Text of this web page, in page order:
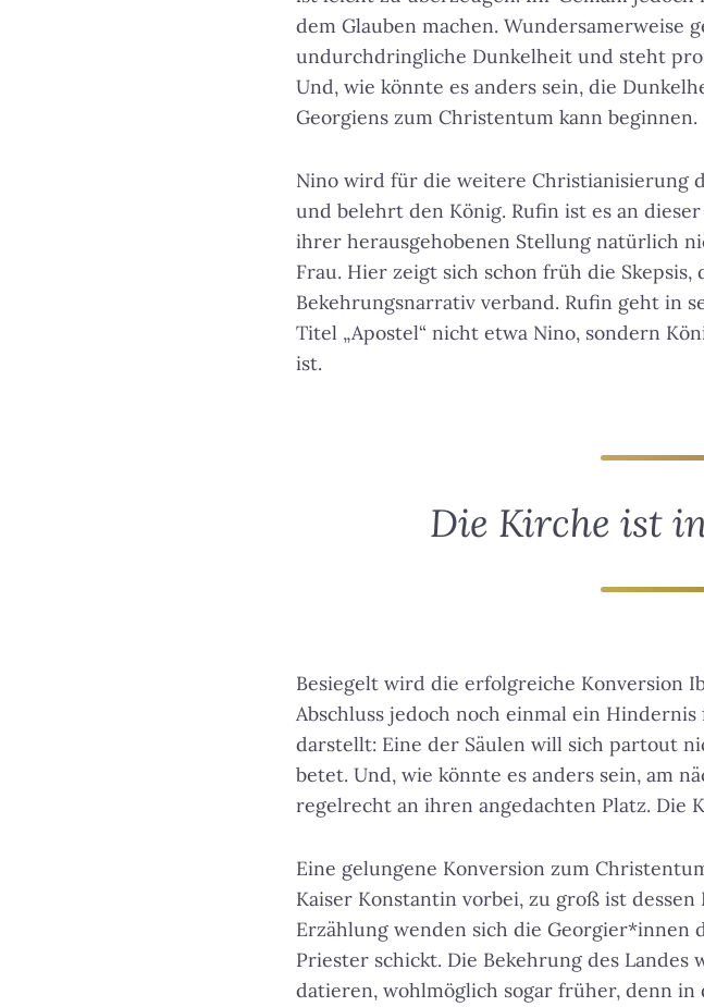
dem Glauben machen. Wundersamerweise
undurchdringliche Dunkelheit und steht
Und, wie könnte es anders sein, die
Georgiens zum Christentum kann beginnen.
Nino wird für die weitere Christianisierung
und belehrt den König. Rufin ist es an
ihrer herausgehobenen Stellung natürlich
Frau. Hier zeigt sich schon früh die
Bekehrungsnarrativ verband. Rufin geht in
Titel „Apostel“ nicht etwa Nino, sondern
ist.
Die Kirche ist
Besiegelt wird die erfolgreiche Konversion
Abschluss jedoch noch einmal ein
darstellt: Eine der Säulen will sich partout
betet. Und, wie könnte es anders sein, am
regelrecht an ihren angedachten Platz. Die
Eine gelungene Konversion zum
Kaiser Konstantin vorbei, zu groß ist
Erzählung wenden sich die Georgier*innen
Priester schickt. Die Bekehrung des Landes
datieren, wohlmöglich sogar früher, denn